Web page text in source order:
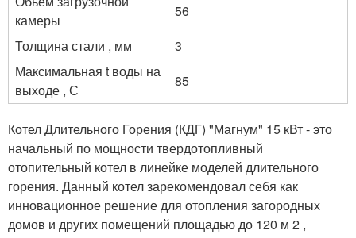
камеры
56
Толщина стали , мм
3
Максимальная t воды на
выходе , С
85
Котел Длительного Горения (КДГ) "Магнум" 15 кВт - это
начальный по мощности твердотопливный
отопительный котел в линейке моделей длительного
горения. Данный котел зарекомендовал себя как
инновационное решение для отопления загородных
домов и других помещений площадью до 120 м 2 ,